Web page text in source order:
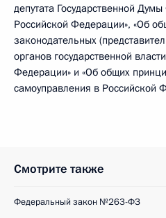
депутата Государственной
Российской Федерации», «Об
законодательных
органов государственной
Федерации» и «Об общих
самоуправления в Российской
Смотрите также
Федеральный закон №263-ФЗ